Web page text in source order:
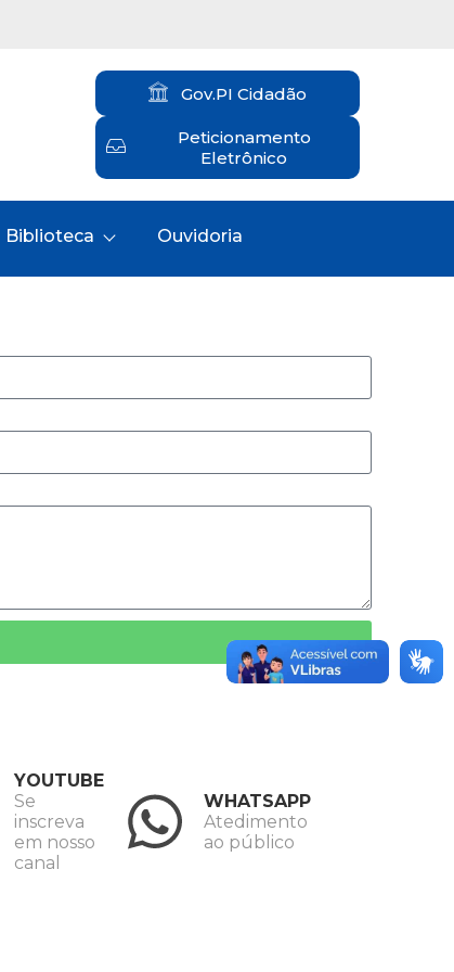
Gov.PI Cidadão
Peticionamento
Eletrônico
Biblioteca Ouvidoria
YOUTUBE
Se
inscreva
em nosso
canal
WHATSAPP
Atedimento
ao público